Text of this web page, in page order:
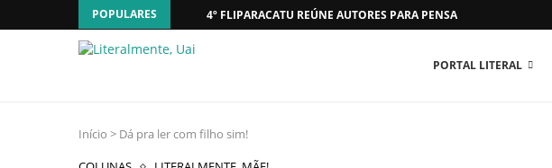
POPULARES 4º FLIPARACATU REÚNE AUTORES PARA PENSAR O MUNDO...
PORTAL LITERAL
Início > Dá pra ler com filho sim!